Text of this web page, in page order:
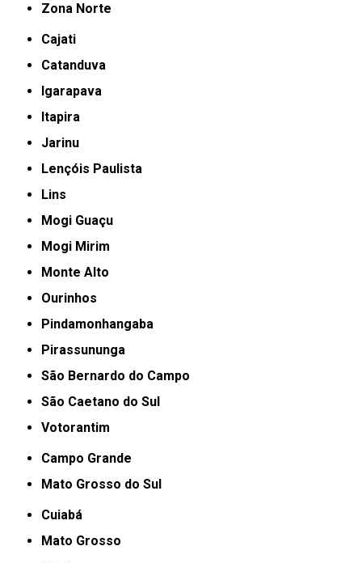
Zona Norte
Cajati
Catanduva
Igarapava
Itapira
Jarinu
Lençóis Paulista
Lins
Mogi Guaçu
Mogi Mirim
Monte Alto
Ourinhos
Pindamonhangaba
Pirassununga
São Bernardo do Campo
São Caetano do Sul
Votorantim
Campo Grande
Mato Grosso do Sul
Cuiabá
Mato Grosso